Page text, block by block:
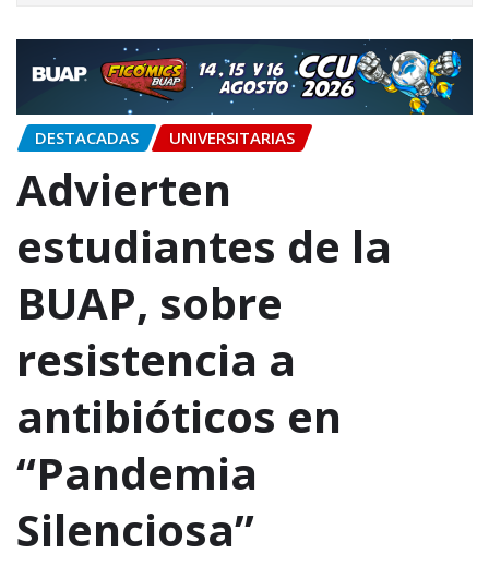
DESTACADAS UNIVERSITARIAS
Advierten
estudiantes de la
BUAP, sobre
resistencia a
antibióticos en
“Pandemia
Silenciosa”